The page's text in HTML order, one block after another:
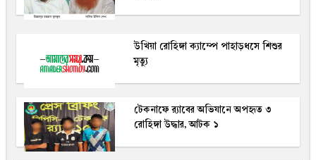
উখিয়া রোহিঙ্গা ক্যাম্পে পাহাড়ধসে শিশুর
মৃত্যু
টেকনাফে র‌্যাবের অভিযানে অপহৃত ৩
রোহিঙ্গা উদ্ধার, আটক ১